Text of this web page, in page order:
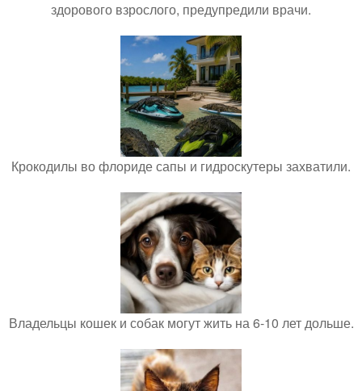
здорового взрослого, предупредили врачи.
Крокодилы во флориде сапы и гидроскутеры захватили.
Владельцы кошек и собак могут жить на 6-10 лет дольше.